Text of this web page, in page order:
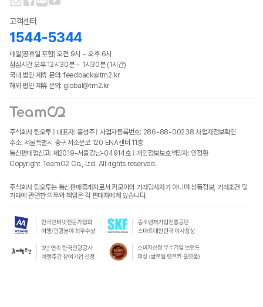
고객센터
1544-5344
매일(공휴일 포함) 오전 9시 ~ 오후 6시
점심시간 오후 12시30분 ~ 1시30분 (1시간)
국내 법인·제휴 문의: feedback@tm2.kr
해외 법인·제휴 문의: global@tm2.kr
주식회사 팀오투 | 대표자: 홍성주 | 사업자등록번호: 286-88-00238 사업자정보확인
주소: 서울특별시 중구 서소문로 120 ENA센터 11층
통신판매업신고: 제2019-서울강남-04914호 | 개인정보보호책임자: 인정환
Copyright TeamO2 Co., Ltd. All rights reserved.
주식회사 팀오투는 통신판매중개자로서 카모아의 거래당사자가 아니며 상품정보, 거래조건 및
거래에 관련한 의무와 책임은 각 판매자에게 있습니다.